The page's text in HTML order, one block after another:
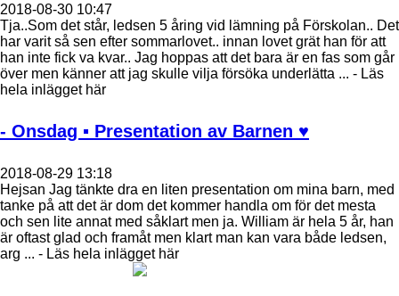
2018-08-30 10:47
Tja..Som det står, ledsen 5 åring vid lämning på Förskolan.. Det
har varit så sen efter sommarlovet.. innan lovet grät han för att
han inte fick va kvar.. Jag hoppas att det bara är en fas som går
över men känner att jag skulle vilja försöka underlätta ... - Läs
hela inlägget här
- Onsdag ▪ Presentation av Barnen ♥
2018-08-29 13:18
Hejsan Jag tänkte dra en liten presentation om mina barn, med
tanke på att det är dom det kommer handla om för det mesta
och sen lite annat med såklart men ja. William är hela 5 år, han
är oftast glad och framåt men klart man kan vara både ledsen,
arg ... - Läs hela inlägget här